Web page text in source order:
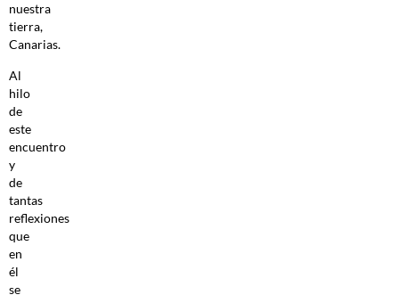
nuestra
tierra,
Canarias.
Al
hilo
de
este
encuentro
y
de
tantas
reflexiones
que
en
él
se